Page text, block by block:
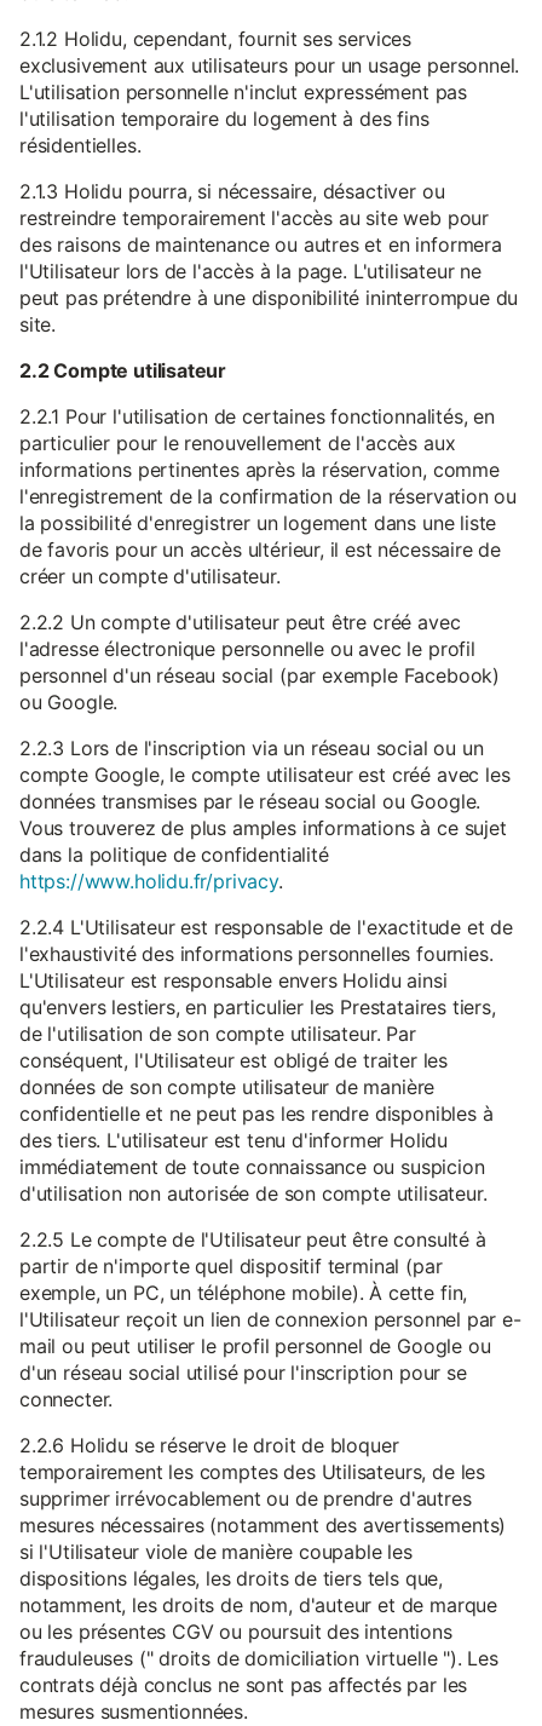
2.1.2 Holidu, cependant, fournit ses services
exclusivement aux utilisateurs pour un usage personnel.
L'utilisation personnelle n'inclut expressément pas
l'utilisation temporaire du logement à des fins
résidentielles.
2.1.3 Holidu pourra, si nécessaire, désactiver ou
restreindre temporairement l'accès au site web pour
des raisons de maintenance ou autres et en informera
l'Utilisateur lors de l'accès à la page. L'utilisateur ne
peut pas prétendre à une disponibilité ininterrompue du
site.
2.2 Compte utilisateur
2.2.1 Pour l'utilisation de certaines fonctionnalités, en
particulier pour le renouvellement de l'accès aux
informations pertinentes après la réservation, comme
l'enregistrement de la confirmation de la réservation ou
la possibilité d'enregistrer un logement dans une liste
de favoris pour un accès ultérieur, il est nécessaire de
créer un compte d'utilisateur.
2.2.2 Un compte d'utilisateur peut être créé avec
l'adresse électronique personnelle ou avec le profil
personnel d'un réseau social (par exemple Facebook)
ou Google.
2.2.3 Lors de l'inscription via un réseau social ou un
compte Google, le compte utilisateur est créé avec les
données transmises par le réseau social ou Google.
Vous trouverez de plus amples informations à ce sujet
dans la politique de confidentialité
https://www.holidu.fr/privacy.
2.2.4 L'Utilisateur est responsable de l'exactitude et de
l'exhaustivité des informations personnelles fournies.
L'Utilisateur est responsable envers Holidu ainsi
qu'envers lestiers, en particulier les Prestataires tiers,
de l'utilisation de son compte utilisateur. Par
conséquent, l'Utilisateur est obligé de traiter les
données de son compte utilisateur de manière
confidentielle et ne peut pas les rendre disponibles à
des tiers. L'utilisateur est tenu d'informer Holidu
immédiatement de toute connaissance ou suspicion
d'utilisation non autorisée de son compte utilisateur.
2.2.5 Le compte de l'Utilisateur peut être consulté à
partir de n'importe quel dispositif terminal (par
exemple, un PC, un téléphone mobile). À cette fin,
l'Utilisateur reçoit un lien de connexion personnel par e-
mail ou peut utiliser le profil personnel de Google ou
d'un réseau social utilisé pour l'inscription pour se
connecter.
2.2.6 Holidu se réserve le droit de bloquer
temporairement les comptes des Utilisateurs, de les
supprimer irrévocablement ou de prendre d'autres
mesures nécessaires (notamment des avertissements)
si l'Utilisateur viole de manière coupable les
dispositions légales, les droits de tiers tels que,
notamment, les droits de nom, d'auteur et de marque
ou les présentes CGV ou poursuit des intentions
frauduleuses (" droits de domiciliation virtuelle "). Les
contrats déjà conclus ne sont pas affectés par les
mesures susmentionnées.